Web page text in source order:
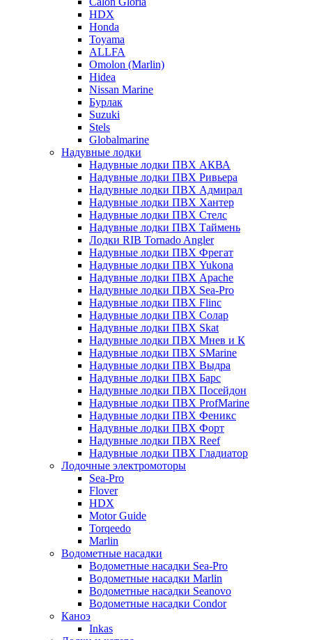
HDX
Honda
Toyama
ALLFA
Omolon (Marlin)
Hidea
Nissan Marine
Бурлак
Suzuki
Stels
Globalmarine
Надувные лодки
Надувные лодки ПВХ АКВА
Надувные лодки ПВХ Ривьера
Надувные лодки ПВХ Адмирал
Надувные лодки ПВХ Хантер
Надувные лодки ПВХ Стелс
Надувные лодки ПВХ Таймень
Лодки RIB Tornado Angler
Надувные лодки ПВХ Фрегат
Надувные лодки ПВХ Yukona
Надувные лодки ПВХ Apache
Надувные лодки ПВХ Sea-Pro
Надувные лодки ПВХ Flinc
Надувные лодки ПВХ Солар
Надувные лодки ПВХ Skat
Надувные лодки ПВХ Мнев и К
Надувные лодки ПВХ SMarine
Надувные лодки ПВХ Выдра
Надувные лодки ПВХ Барс
Надувные лодки ПВХ Посейдон
Надувные лодки ПВХ ProfMarine
Надувные лодки ПВХ Феникс
Надувные лодки ПВХ Форт
Надувные лодки ПВХ Reef
Надувные лодки ПВХ Гладиатор
Лодочные электромоторы
Sea-Pro
Flover
HDX
Motor Guide
Torqeedo
Marlin
Водометные насадки
Водометные насадки Sea-Pro
Водометные насадки Marlin
Водометные насадки Seanovo
Водометные насадки Condor
Каноэ
Inkas